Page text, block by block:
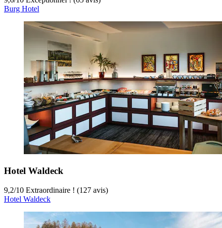
Burg Hotel
Hotel Waldeck
9,2/10 Extraordinaire ! (127 avis)
Hotel Waldeck